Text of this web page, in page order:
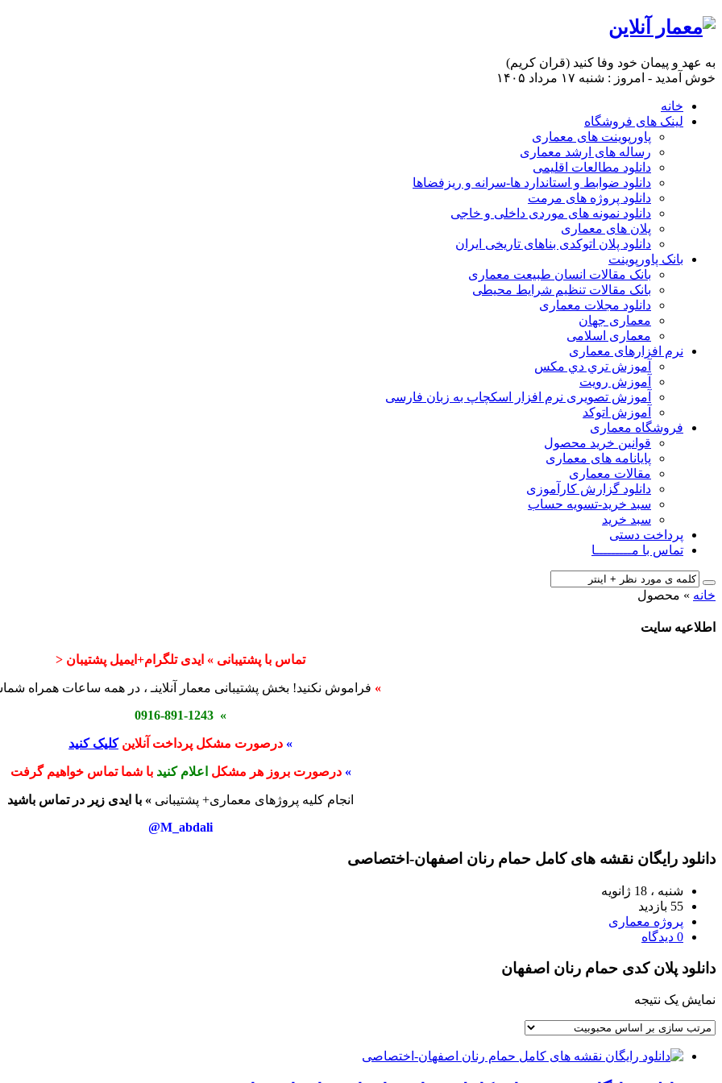
به عهد و پیمان خود وفا کنید (قران کریم)
خوش آمدید - امروز : شنبه ۱۷ مرداد ۱۴۰۵
خانه
لینک های فروشگاه
پاورپوینت های معماری
رساله های ارشد معماری
دانلود مطالعات اقلیمی
دانلود ضوابط و استاندارد ها-سرانه و ریزفضاها
دانلود پروژه های مرمت
دانلود نمونه های موردی داخلی و خاجی
پلان های معماری
دانلود پلان اتوکدی بناهای تاریخی ایران
بانک پاورپوینت
بانک مقالات انسان طبیعت معماری
بانک مقالات تنظیم شرایط محیطی
دانلود مجلات معماری
معماری جهان
معماری اسلامی
نرم افزارهای معماری
آﻣﻮزش ﺗﺮي دي ﻣﮑﺲ
آموزش رویت
آموزش تصویری نرم افزار اسکچاپ به زبان فارسی
آموزش اتوکد
فروشگاه معماری
قوانین خرید محصول
پایانامه های معماری
مقالات معماری
دانلود گزارش کارآموزی
سبد خرید-تسویه حساب
سبد خرید
پرداخت دستی
تماس با مـــــــــا
خانه » محصول
اطلاعیه سایت
تماس با پشتیبانی » ایدی تلگرام+ایمیل پشتیبان <
» فراموش نکنید! بخش پشتیبانی معمار آنلاینـ ، در همه ساعات همراه
» 0916-891-1243
» درصورت مشکل پرداخت آنلاینکلیک کنید
» درصورت بروز هر مشکل اعلام کنید با شما تماس خواهیم گرفت
انجام کلیه پروژهای معماری+ پشتیبانی » با ایدی زیر در تماس باشید
M_abdali@
دانلود رایگان نقشه های کامل حمام رنان اصفهان-اختصاصی
شنبه ، 18 ژانویه
55 بازدید
پروژه معماری
0 دیدگاه
دانلود پلان کدی حمام رنان اصفهان
نمایش یک نتیجه